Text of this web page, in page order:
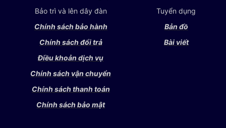
Bảo trì và lên dây đàn
Chính sách bảo hành
Chính sách đổi trả
Điều khoản dịch vụ
Chính sách vận chuyển
Chính sách thanh toán
Chính sách bảo mật
Tuyển dụng
Bản đồ
Bài viết